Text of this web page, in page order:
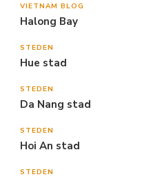
VIETNAM BLOG
Halong Bay
STEDEN
Hue stad
STEDEN
Da Nang stad
STEDEN
Hoi An stad
STEDEN